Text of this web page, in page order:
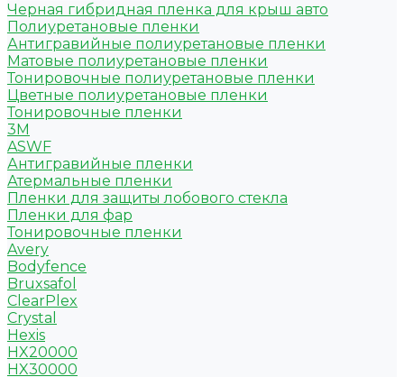
Черная гибридная пленка для крыш авто
Полиуретановые пленки
Антигравийные полиуретановые пленки
Матовые полиуретановые пленки
Тонировочные полиуретановые пленки
Цветные полиуретановые пленки
Тонировочные пленки
3M
ASWF
Антигравийные пленки
Атермальные пленки
Пленки для защиты лобового стекла
Пленки для фар
Тонировочные пленки
Avery
Bodyfence
Bruxsafol
ClearPlex
Crystal
Hexis
HX20000
HX30000